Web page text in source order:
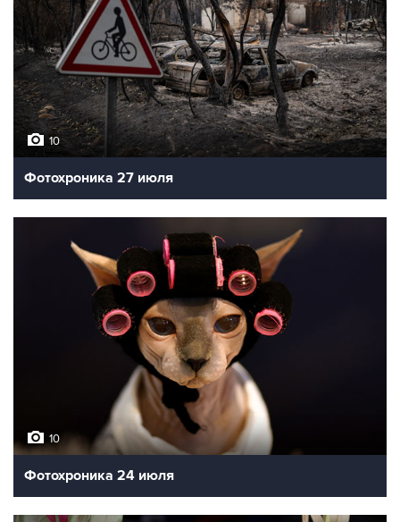
10
Фотохроника 27 июля
10
Фотохроника 24 июля